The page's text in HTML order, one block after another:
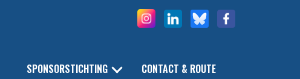
SPONSORSTICHTING CONTACT & ROUTE